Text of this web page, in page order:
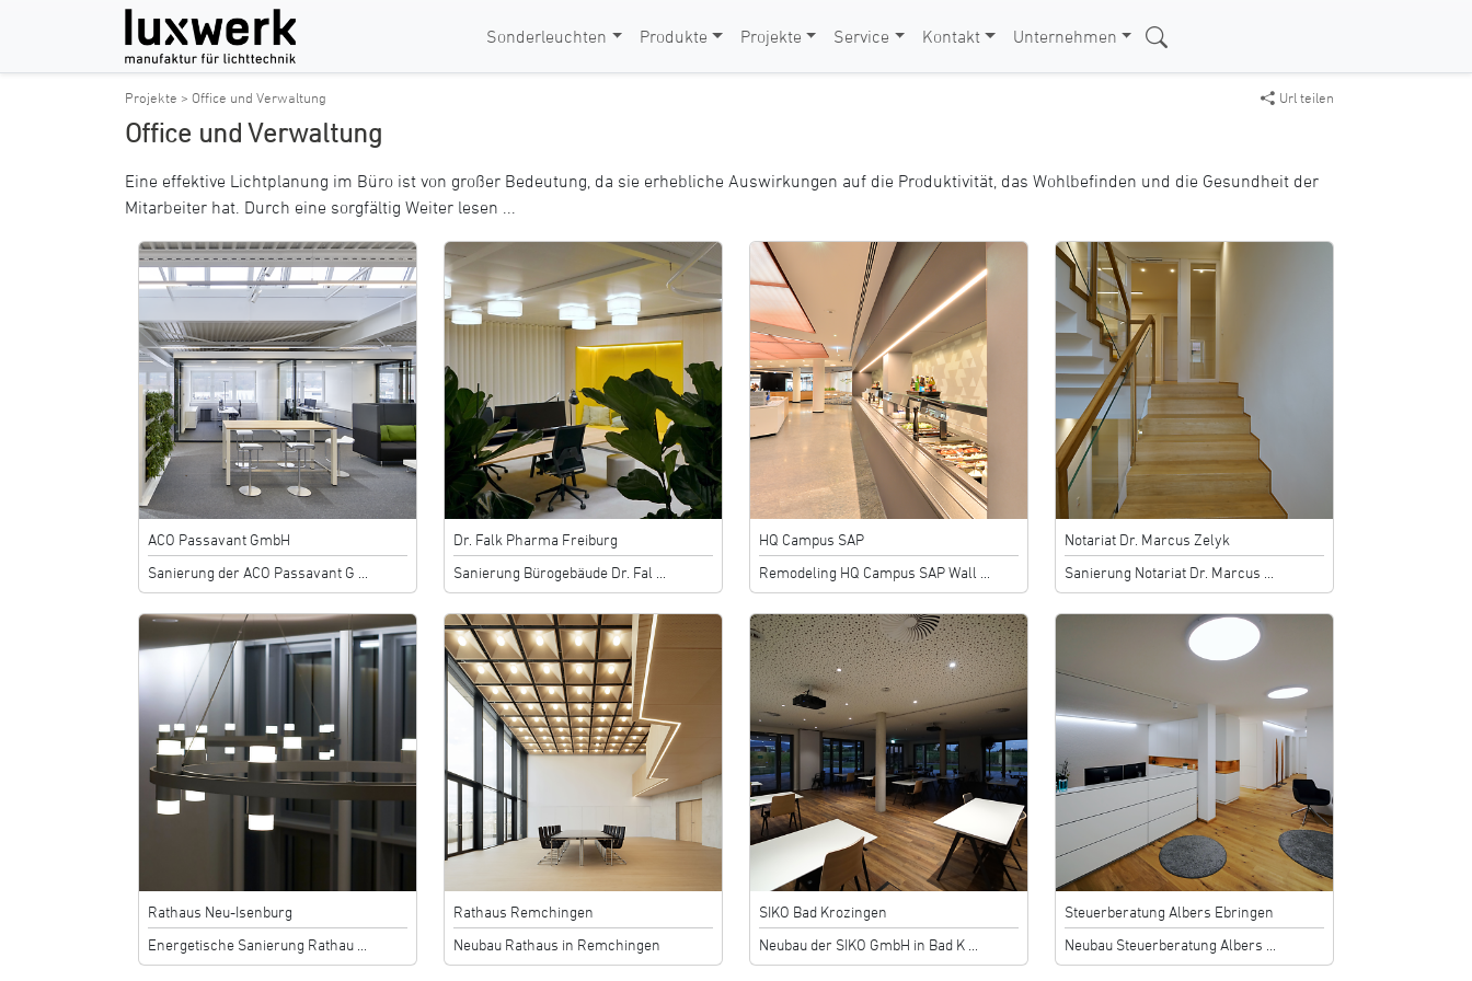
Sonderleuchten Produkte Projekte Service Kontakt Unternehmen
Projekte > Office und Verwaltung Url teilen
Office und Verwaltung
Eine effektive Lichtplanung im Büro ist von großer Bedeutung, da sie erhebliche Auswirkungen auf die Produktivität, das Wohlbefinden und die Gesundheit der
Mitarbeiter hat. Durch eine sorgfältig Weiter lesen ...
ACO Passavant GmbH
Sanierung der ACO Passavant G ...
Dr. Falk Pharma Freiburg
Sanierung Bürogebäude Dr. Fal ...
HQ Campus SAP
Remodeling HQ Campus SAP Wall ...
Notariat Dr. Marcus Zelyk
Sanierung Notariat Dr. Marcus ...
Rathaus Neu-Isenburg
Energetische Sanierung Rathau ...
Rathaus Remchingen
Neubau Rathaus in Remchingen
SIKO Bad Krozingen
Neubau der SIKO GmbH in Bad K ...
Steuerberatung Albers Ebringen
Neubau Steuerberatung Albers ...